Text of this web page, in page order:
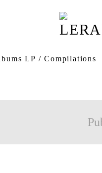
LP / Compilations